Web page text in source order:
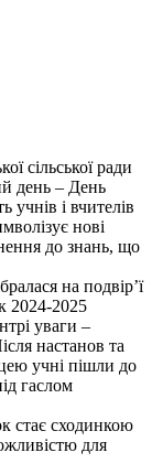
сільської ради
день – День
учнів і вчителів
нові
до знань, що
на подвір’ї
2024-2025
уваги –
настанов та
учні пішли до
гаслом
стає сходинкою
для